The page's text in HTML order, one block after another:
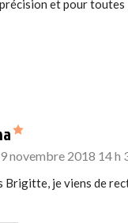
et pour toutes
says:
novembre 2018 14 h
Brigitte, je viens de